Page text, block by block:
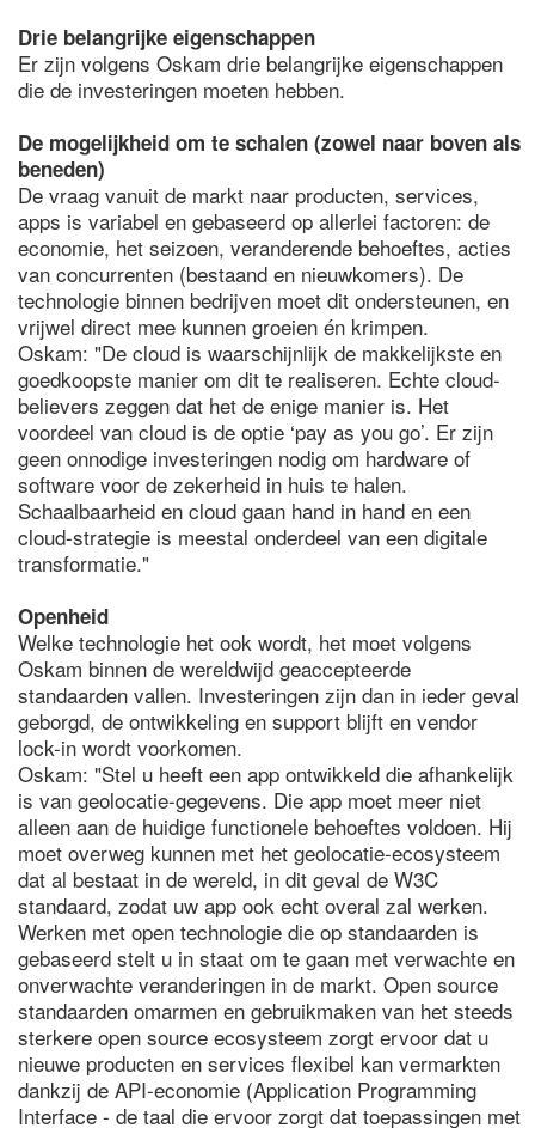
Drie belangrijke eigenschappen
Er zijn volgens Oskam drie belangrijke eigenschappen
die de investeringen moeten hebben.
De mogelijkheid om te schalen (zowel naar boven als
beneden)
De vraag vanuit de markt naar producten, services,
apps is variabel en gebaseerd op allerlei factoren: de
economie, het seizoen, veranderende behoeftes, acties
van concurrenten (bestaand en nieuwkomers). De
technologie binnen bedrijven moet dit ondersteunen, en
vrijwel direct mee kunnen groeien én krimpen.
Oskam: "De cloud is waarschijnlijk de makkelijkste en
goedkoopste manier om dit te realiseren. Echte cloud-
believers zeggen dat het de enige manier is. Het
voordeel van cloud is de optie ‘pay as you go’. Er zijn
geen onnodige investeringen nodig om hardware of
software voor de zekerheid in huis te halen.
Schaalbaarheid en cloud gaan hand in hand en een
cloud-strategie is meestal onderdeel van een digitale
transformatie."
Openheid
Welke technologie het ook wordt, het moet volgens
Oskam binnen de wereldwijd geaccepteerde
standaarden vallen. Investeringen zijn dan in ieder geval
geborgd, de ontwikkeling en support blijft en vendor
lock-in wordt voorkomen.
Oskam: "Stel u heeft een app ontwikkeld die afhankelijk
is van geolocatie-gegevens. Die app moet meer niet
alleen aan de huidige functionele behoeftes voldoen. Hij
moet overweg kunnen met het geolocatie-ecosysteem
dat al bestaat in de wereld, in dit geval de W3C
standaard, zodat uw app ook echt overal zal werken.
Werken met open technologie die op standaarden is
gebaseerd stelt u in staat om te gaan met verwachte en
onverwachte veranderingen in de markt. Open source
standaarden omarmen en gebruikmaken van het steeds
sterkere open source ecosysteem zorgt ervoor dat u
nieuwe producten en services flexibel kan vermarkten
dankzij de API-economie (Application Programming
Interface - de taal die ervoor zorgt dat toepassingen met